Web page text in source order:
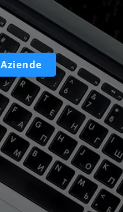
Aziende